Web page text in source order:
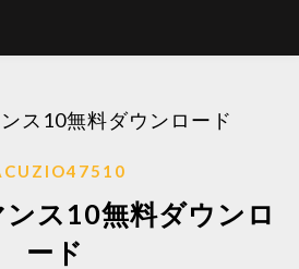
ス10無料ダウンロード
ス10無料ダウンロ
ード